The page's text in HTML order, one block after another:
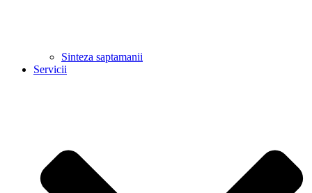
Sinteza saptamanii
Servicii